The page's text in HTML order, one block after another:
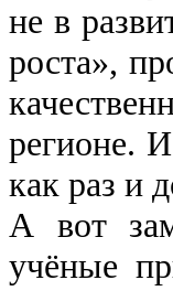
не в
роста»,
регионе.
как раз и
А вот
учёные